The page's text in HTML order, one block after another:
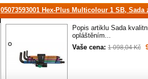
05073593001 Hex-Plus Multicolour 1 SB,
Popis artiklu Sada
opláštěním...
Vaše cena: 1 098,04 Kč